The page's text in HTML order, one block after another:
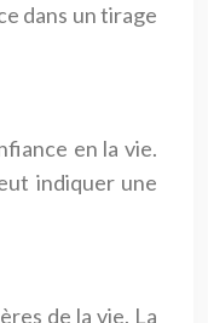
dans un tirage
en la vie.
indiquer une
de la vie. La